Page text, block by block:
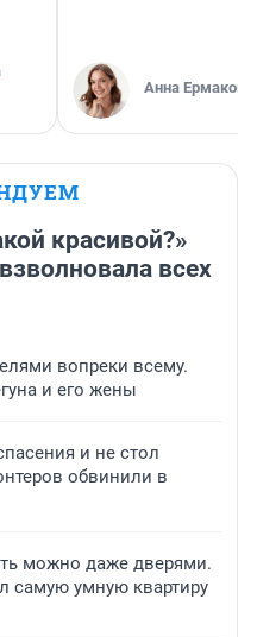
Анна Ермакова
красивой?»
всех
вопреки всему.
и его жены
и не стол
обвинили в
можно даже дверями.
самую умную квартиру